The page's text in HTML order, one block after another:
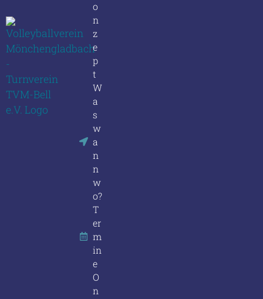
o
n
z
e
p
t
W
a
s
w
a
n
n
w
o?
T
er
m
in
e
O
n